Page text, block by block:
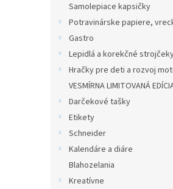
Samolepiace kapsičky
Potravinárske papiere,
Gastro
Lepidlá a korekčné
Hračky pre deti a rozvoj
VESMÍRNA LIMITOVANÁ
Darčekové tašky
Etikety
Schneider
Kalendáre a diáre
Blahozelania
Kreatívne